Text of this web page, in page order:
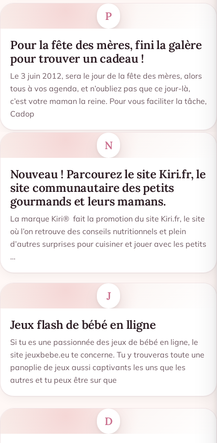
P
Pour la fête des mères, fini la galère
pour trouver un cadeau !
Le 3 juin 2012, sera le jour de la fête des mères, alors
tous à vos agenda, et n’oubliez pas que ce jour-là,
c’est votre maman la reine. Pour vous faciliter la tâche,
Cadop
N
Nouveau ! Parcourez le site Kiri.fr, le
site communautaire des petits
gourmands et leurs mamans.
La marque Kiri® fait la promotion du site Kiri.fr, le site
où l’on retrouve des conseils nutritionnels et plein
d’autres surprises pour cuisiner et jouer avec les petits
…
J
Jeux flash de bébé en lligne
Si tu es une passionnée des jeux de bébé en ligne, le
site jeuxbebe.eu te concerne. Tu y trouveras toute une
panoplie de jeux aussi captivants les uns que les
autres et tu peux être sur que
D